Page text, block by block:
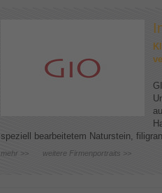
speziell bearbeitetem Naturstein,
mehr >> weitere Firmenportraits >>